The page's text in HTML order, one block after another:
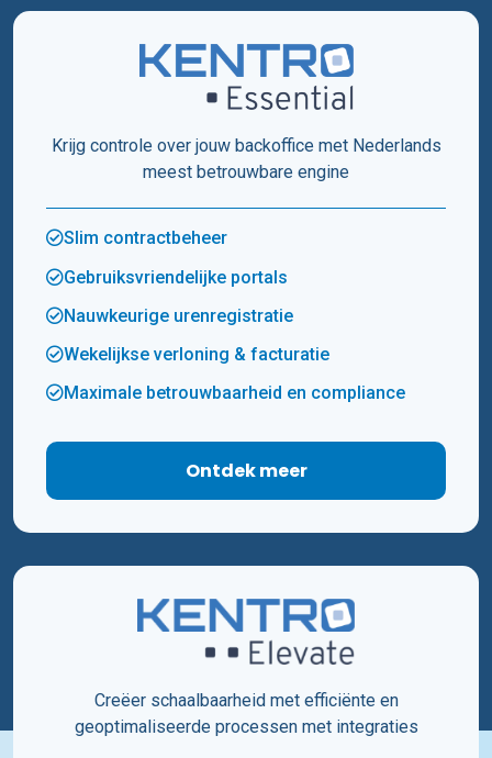
Krijg controle over jouw backoffice met Nederlands
meest betrouwbare engine
Slim contractbeheer
Gebruiksvriendelijke portals
Nauwkeurige urenregistratie
Wekelijkse verloning & facturatie
Maximale betrouwbaarheid en compliance
Ontdek meer
Creëer schaalbaarheid met efficiënte en
geoptimaliseerde processen met integraties